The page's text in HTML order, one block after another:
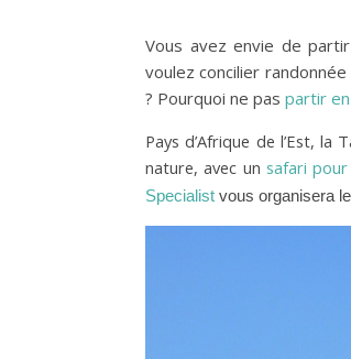
Vous avez envie de
voulez concilier
? Pourquoi ne pas partir
Pays d’Afrique de l’Est,
nature, avec un safari
Specialist vous organisera